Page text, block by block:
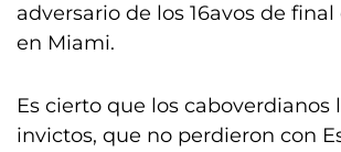
adversario de los 16avos de
en Miami.
Es cierto que los caboverdianos
invictos, que no perdieron con